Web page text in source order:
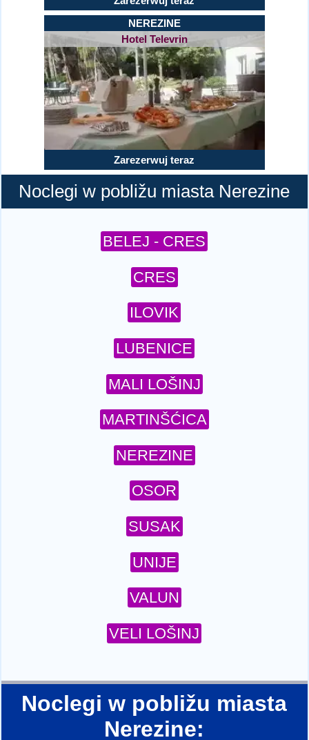
NEREZINE
Hotel Televrin
Zarezerwuj teraz
Noclegi w pobližu miasta Nerezine
BELEJ - CRES
CRES
ILOVIK
LUBENICE
MALI LOŠINJ
MARTINŠĆICA
NEREZINE
OSOR
SUSAK
UNIJE
VALUN
VELI LOŠINJ
Noclegi w pobližu miasta
Nerezine: